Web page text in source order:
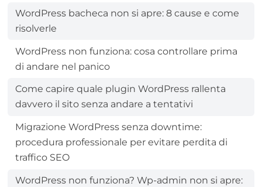
WordPress bacheca non si apre: 8 cause e come
risolverle
WordPress non funziona: cosa controllare prima
di andare nel panico
Come capire quale plugin WordPress rallenta
davvero il sito senza andare a tentativi
Migrazione WordPress senza downtime:
procedura professionale per evitare perdita di
traffico SEO
WordPress non funziona? Wp-admin non si apre: